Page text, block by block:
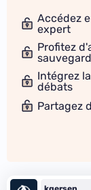
Accédez
expert
Profitez
Intégrez
débats
Partagez